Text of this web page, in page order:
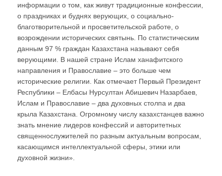
информации о том, как живут традиционные конфессии,
о праздниках и буднях верующих, о социально-
благотворительной и просветительской работе, о
возрождении исторических святынь. По статистическим
данным 97 % граждан Казахстана называют себя
верующими. В нашей стране Ислам ханафитского
направления и Православие – это больше чем
исторические религии. Как отмечает Первый Президент
Республики – Елбасы Нурсултан Абишевич Назарбаев,
Ислам и Православие – два духовных столпа и два
крыла Казахстана. Огромному числу казахстанцев важно
знать мнение лидеров конфессий и авторитетных
священнослужителей по разным актуальным вопросам,
касающимся интеллектуальной сферы, этики или
духовной жизни».